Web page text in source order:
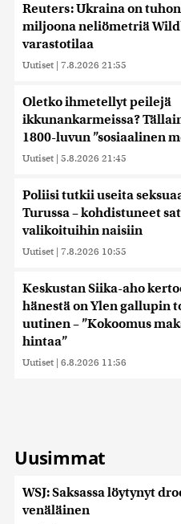
Reuters: Ukraina on
miljoona neliömetriä
varastotilaa
Uutiset | 7.8.2026 21:55
Oletko ihmetellyt peilejä
ikkunankarmeissa?
1800-luvun ”sosiaalinen
Uutiset | 5.8.2026 21:45
Poliisi tutkii useita
Turussa – kohdistuneet
valikoituihin naisiin
Uutiset | 7.8.2026 10:55
Keskustan Siika-aho
hänestä on Ylen gallupin
uutinen – ”Kokoomus
hintaa”
Uutiset | 6.8.2026 11:56
Uusimmat
WSJ: Saksassa löytynyt
venäläinen